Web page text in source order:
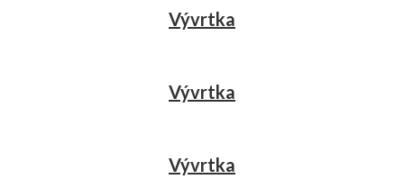
Vývrtka
Vývrtka
Vývrtka